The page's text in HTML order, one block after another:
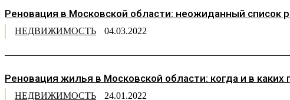
Реновация в Московской области: неожиданный список
НЕДВИЖИМОСТЬ 04.03.2022
Реновация жилья в Московской области: когда и в
НЕДВИЖИМОСТЬ 24.01.2022